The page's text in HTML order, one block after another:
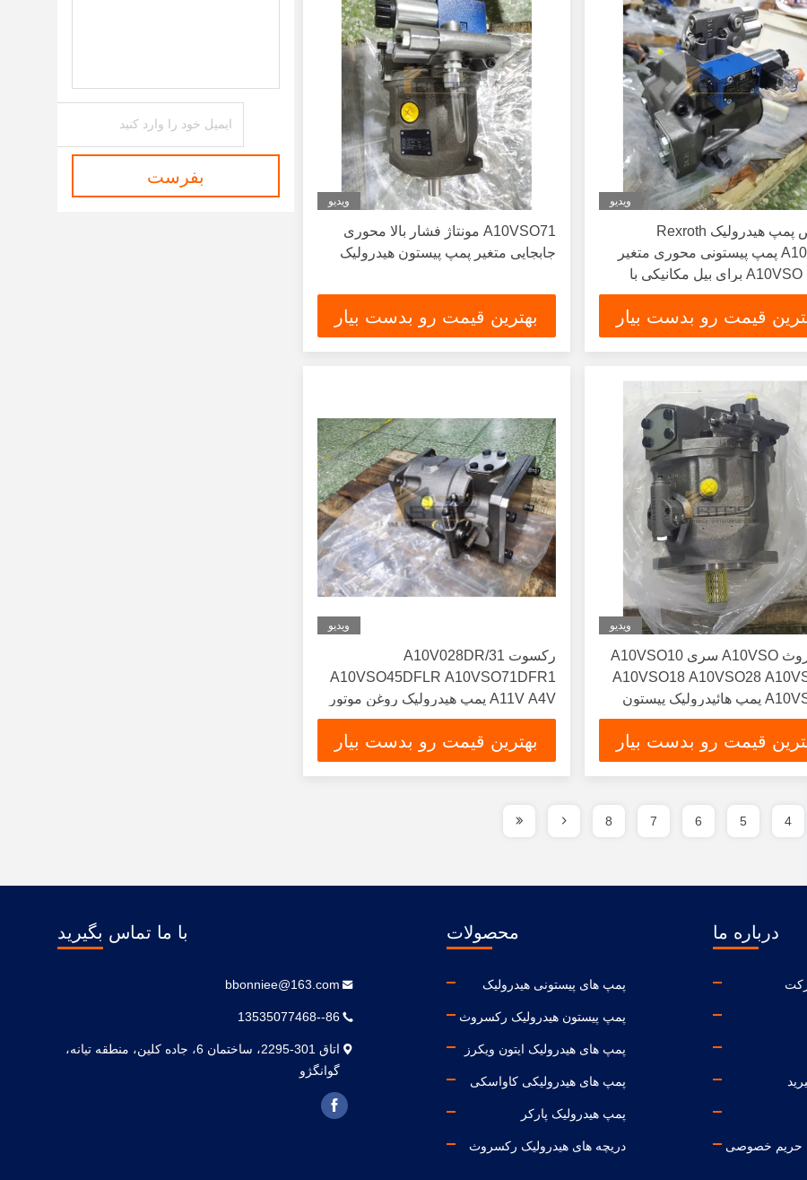
ویدیو
تعویض پمپ هیدرولیک Rexroth
A10VSO پمپ پیستونی محوری متغیر
سری A10VSO برای بیل مکانیکی با
بالا و عمر طولانی
قیمت رو بدست بیار
ویدیو
A10VSO71 مونتاژ فشار بالا محوری
جابجایی متغیر پمپ پیستون هیدرولیک
بهترین قیمت رو بدست بیار
ویدیو
رکسروث A10VSO سری A10VSO10
A10VSO18 A10VSO28
A10VSO71 پمپ هائیدرولیک پیستون
کربن 1 سال استاندارد
قیمت رو بدست بیار
ویدیو
رکسوت A10V028DR/31
A10VSO45DFLR A10VSO71DFR1
A11V A4V پمپ هیدرولیک روغن موتور
پمپ پیستون جابجایی متغیر
بهترین قیمت رو بدست بیار
بفرست
4
5
6
7
8
درباره ما
حریم خصوصی
محصولات
پمپ های پیستونی هیدرولیک
پمپ پیستون هیدرولیک رکسروث
پمپ های هیدرولیک ایتون ویکرز
پمپ های هیدرولیکی کاواسکی
پمپ هیدرولیک پارکر
دریچه های هیدرولیک رکسروث
با ما تماس بگیرید
bbonniee@163.com
86--13535077468
اتاق 301-2295، ساختمان 6، جاده کلين، منطقه تيانه،
گوانگژو